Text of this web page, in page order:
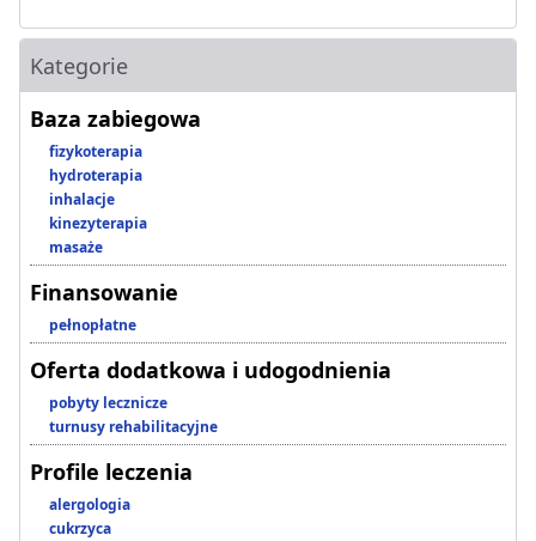
Kategorie
Baza zabiegowa
fizykoterapia
hydroterapia
inhalacje
kinezyterapia
masaże
Finansowanie
pełnopłatne
Oferta dodatkowa i udogodnienia
pobyty lecznicze
turnusy rehabilitacyjne
Profile leczenia
alergologia
cukrzyca